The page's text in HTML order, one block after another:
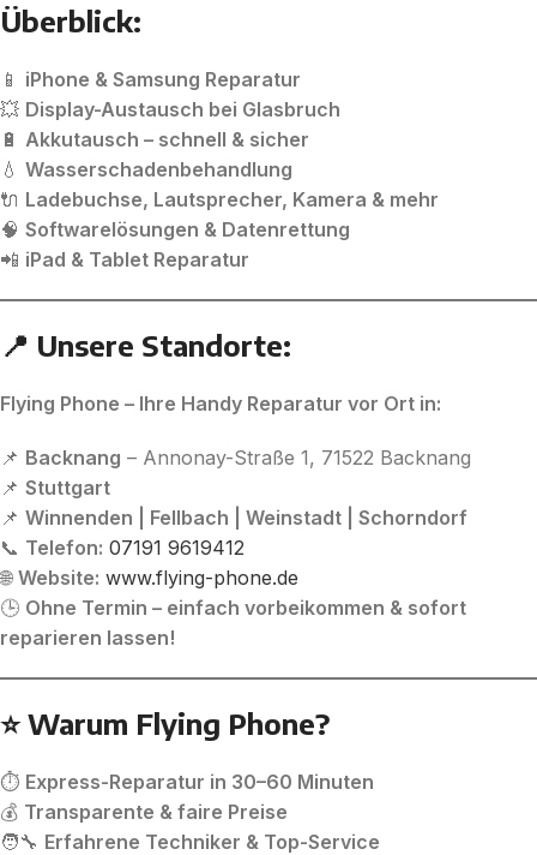
Überblick:
📱 iPhone & Samsung Reparatur
💥 Display-Austausch bei Glasbruch
🔋 Akkutausch – schnell & sicher
💧 Wasserschadenbehandlung
🔌 Ladebuchse, Lautsprecher, Kamera & mehr
🧠 Softwarelösungen & Datenrettung
📲 iPad & Tablet Reparatur
📍 Unsere Standorte:
Flying Phone – Ihre Handy Reparatur vor Ort in:
📌 Backnang – Annonay-Straße 1, 71522 Backnang
📌 Stuttgart
📌 Winnenden | Fellbach | Weinstadt | Schorndorf
📞 Telefon: 07191 9619412
🌐 Website: www.flying-phone.de
🕒 Ohne Termin – einfach vorbeikommen & sofort
reparieren lassen!
⭐ Warum Flying Phone?
⏱️ Express-Reparatur in 30–60 Minuten
💰 Transparente & faire Preise
🧑‍🔧 Erfahrene Techniker & Top-Service